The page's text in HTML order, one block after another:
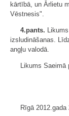
kārtībā, un Ārlietu
Vēstnesis".
4.pants.
izsludināšanas.
angļu valodā.
Likums Saeimā
Rīgā